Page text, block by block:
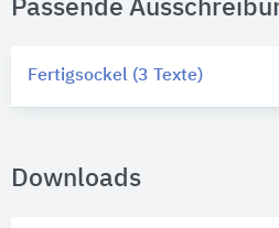
Passende
Fertigsockel (3 Texte)
Downloads